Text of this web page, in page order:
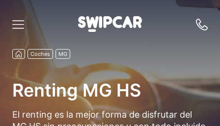
Coches MG
Renting MG HS
El renting es la mejor forma de disfrutar del